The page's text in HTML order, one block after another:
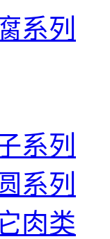
系列
系列
系列
肉类